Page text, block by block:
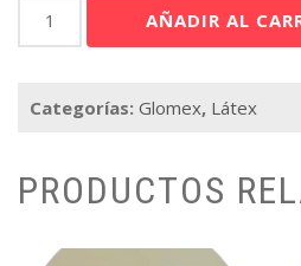
Retro
AÑADIR AL
Categorías: Glomex, Látex
PRODUCTOS